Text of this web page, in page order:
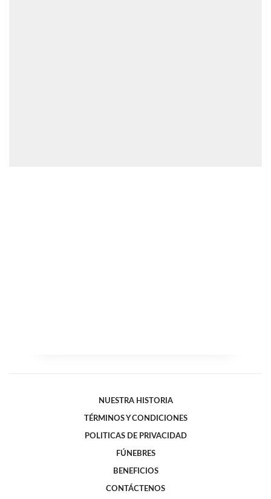
NUESTRA HISTORIA
TÉRMINOS Y CONDICIONES
POLITICAS DE PRIVACIDAD
FÚNEBRES
BENEFICIOS
CONTÁCTENOS